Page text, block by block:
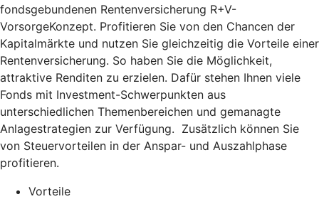
fondsgebundenen Rentenversicherung R+V-
VorsorgeKonzept. Profitieren Sie von den Chancen der
Kapitalmärkte und nutzen Sie gleichzeitig die Vorteile einer
Rentenversicherung. So haben Sie die Möglichkeit,
attraktive Renditen zu erzielen. Dafür stehen Ihnen viele
Fonds mit Investment-Schwerpunkten aus
unterschiedlichen Themenbereichen und gemanagte
Anlagestrategien zur Verfügung. Zusätzlich können Sie
von Steuervorteilen in der Anspar- und Auszahlphase
profitieren.
Vorteile